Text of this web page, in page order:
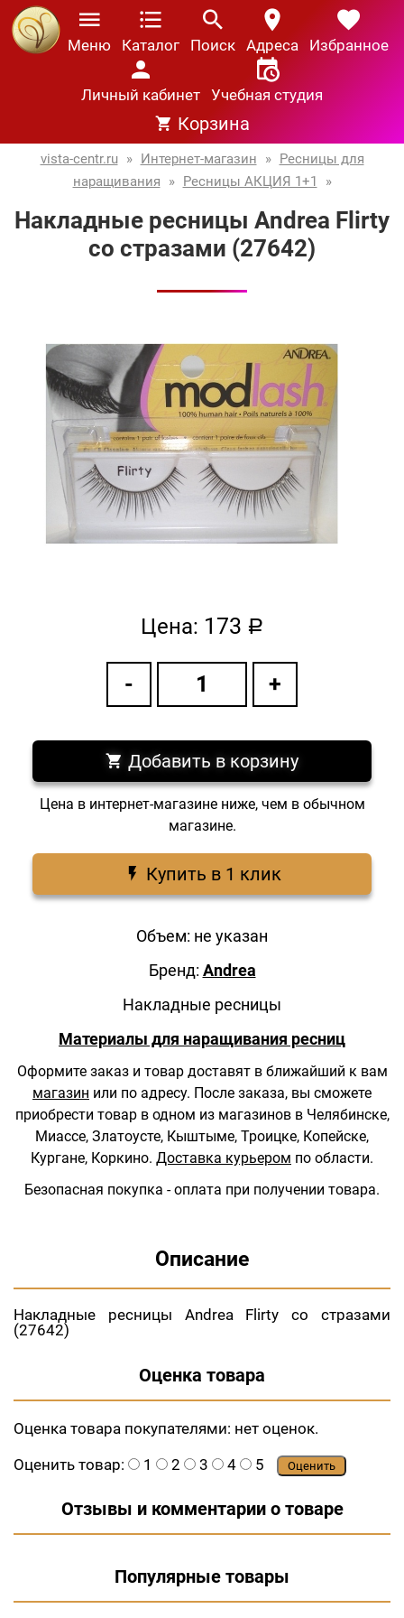
Меню Каталог Поиск Адреса Избранное
Личный кабинет Учебная студия
Корзина
vista-centr.ru » Интернет-магазин » Ресницы для
наращивания
» Ресницы АКЦИЯ 1+1 »
Накладные ресницы Andrea Flirty
со стразами (27642)
Цена: 173 a
Добавить в корзину
Цена в интернет-магазине ниже, чем в обычном
магазине.
Купить в 1 клик
Объем: не указан
Бренд: Andrea
Накладные ресницы
Материалы для наращивания ресниц
Оформите заказ и товар доставят в ближайший к вам
магазин или по адресу. После заказа, вы сможете
приобрести товар в одном из магазинов в Челябинске,
Миассе, Златоусте, Кыштыме, Троицке, Копейске,
Кургане, Коркино. Доставка курьером по области.
Безопасная покупка - оплата при получении товара.
Описание
Накладные ресницы Andrea Flirty со стразами
(27642)
Оценка товара
Оценка товара покупателями: нет оценок.
Оценить товар:
1 2 3 4 5 Оценить
Отзывы и комментарии о товаре
Популярные товары